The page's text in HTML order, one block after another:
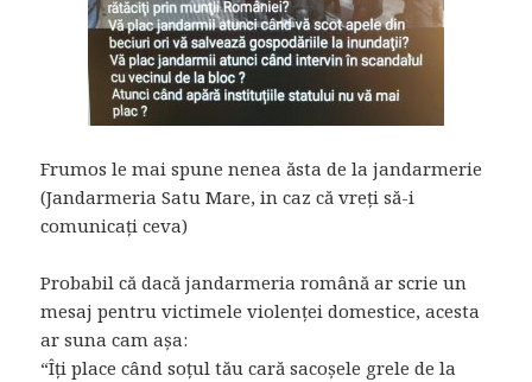
Frumos le mai spune nenea ăsta de la jandarmerie
(Jandarmeria Satu Mare, in caz că vreți să-i
comunicați ceva)
Probabil că dacă jandarmeria română ar scrie un
mesaj pentru victimele violenței domestice, acesta
ar suna cam așa:
“Îți place când soțul tău cară sacoșele grele de la